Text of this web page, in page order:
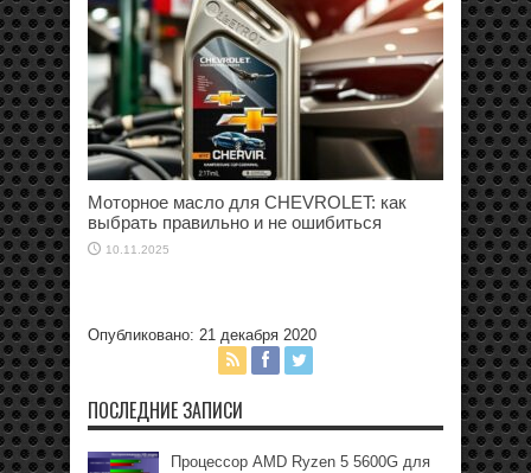
Моторное масло для CHEVROLET: как
выбрать правильно и не ошибиться
10.11.2025
Опубликовано: 21 декабря 2020
ПОСЛЕДНИЕ ЗАПИСИ
Процессор AMD Ryzen 5 5600G для